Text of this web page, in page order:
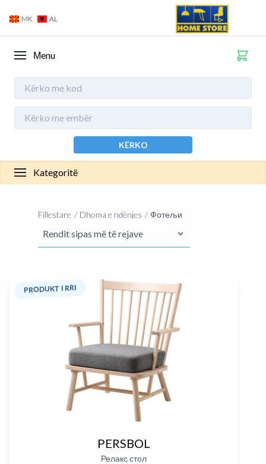
MK AL
Мenu
KËRKO
Kategoritë
Fillestare Dhoma e ndënjes Фотељи
PRODUKT I RRI
PERSBOL
Релакс стол